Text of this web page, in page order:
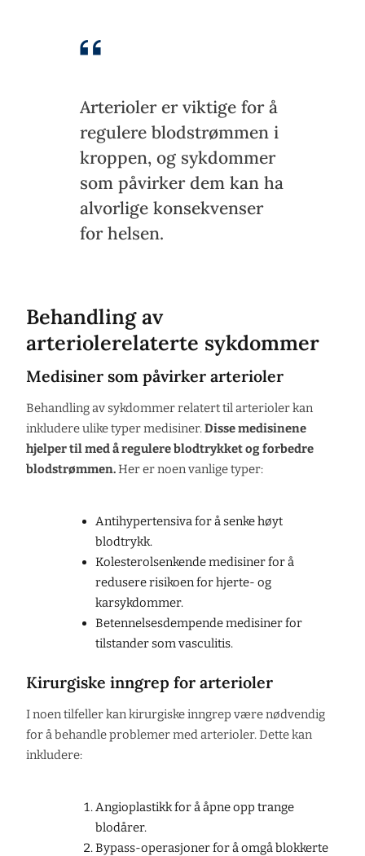
Arterioler er viktige for å
regulere blodstrømmen i
kroppen, og sykdommer
som påvirker dem kan ha
alvorlige konsekvenser
for helsen.
Behandling av
arteriolerelaterte sykdommer
Medisiner som påvirker arterioler
Behandling av sykdommer relatert til arterioler kan
inkludere ulike typer medisiner.Disse medisinene
hjelper til med å regulere blodtrykket og forbedre
blodstrømmen.Her er noen vanlige typer:
Antihypertensiva for å senke høyt
blodtrykk.
Kolesterolsenkende medisiner for å
redusere risikoen for hjerte- og
karsykdommer.
Betennelsesdempende medisiner for
tilstander som vasculitis.
Kirurgiske inngrep for arterioler
I noen tilfeller kan kirurgiske inngrep være nødvendig
for å behandle problemer med arterioler. Dette kan
inkludere:
Angioplastikk for å åpne opp trange
blodårer.
Bypass-operasjoner for å omgå blokkerte